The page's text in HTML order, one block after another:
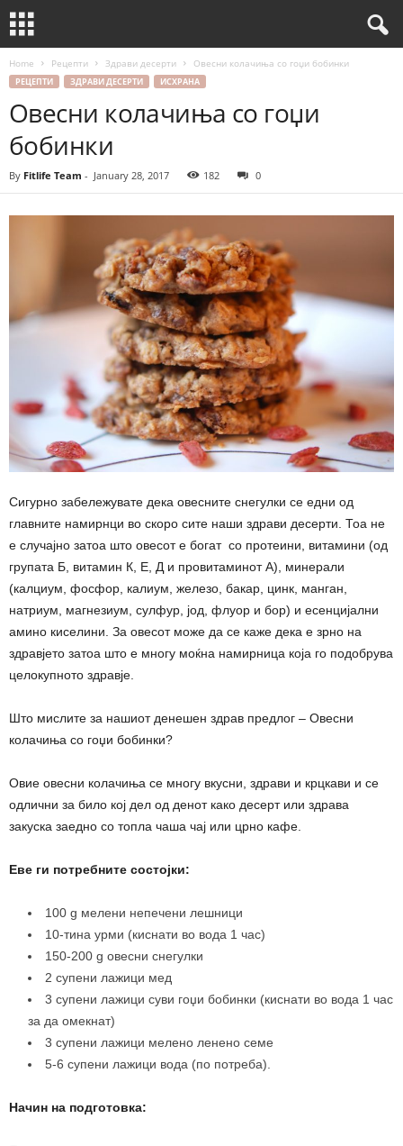
Home Рецепти Здрави десерти Овесни колачиња со гоџи бобинки
РЕЦЕПТИ ЗДРАВИ ДЕСЕРТИ ИСХРАНА
Овесни колачиња со гоџи
бобинки
By Fitlife Team - January 28, 2017 182 0
Сигурно забележувате дека овесните снегулки се едни од
главните намирнци во скоро сите наши здрави десерти. Тоа не
е случајно затоа што овесот е богат со протеини, витамини (од
групата Б, витамин К, Е, Д и провитаминот А), минерали
(калциум, фосфор, калиум, железо, бакар, цинк, манган,
натриум, магнезиум, сулфур, јод, флуор и бор) и есенцијални
амино киселини. За овесот може да се каже дека е зрно на
здравјето затоа што е многу моќна намирница која го подобрува
целокупното здравје.
Што мислите за нашиот денешен здрав предлог – Овесни
колачиња со гоџи бобинки?
Овие овесни колачиња се многу вкусни, здрави и крцкави и се
одлични за било кој дел од денот како десерт или здрава
закуска заедно со топла чаша чај или црно кафе.
Еве ги потребните состојки:
100 g мелени непечени лешници
10-тина урми (киснати во вода 1 час)
150-200 g овесни снегулки
2 супени лажици мед
3 супени лажици суви гоџи бобинки (киснати во вода 1 час
за да омекнат)
3 супени лажици мелено ленено семе
5-6 супени лажици вода (по потреба).
Начин на подготовка: